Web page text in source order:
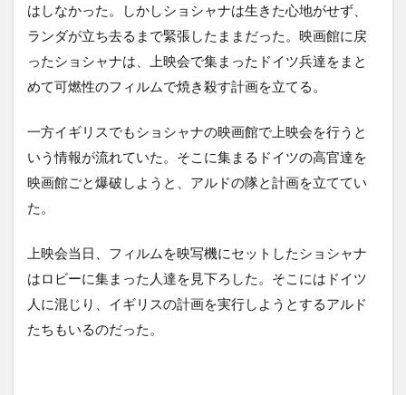
はしなかった。しかしショシャナは生きた心地がせず、
ランダが立ち去るまで緊張したままだった。映画館に戻
ったショシャナは、上映会で集まったドイツ兵達をまと
めて可燃性のフィルムで焼き殺す計画を立てる。
一方イギリスでもショシャナの映画館で上映会を行うと
いう情報が流れていた。そこに集まるドイツの高官達を
映画館ごと爆破しようと、アルドの隊と計画を立ててい
た。
上映会当日、フィルムを映写機にセットしたショシャナ
はロビーに集まった人達を見下ろした。そこにはドイツ
人に混じり、イギリスの計画を実行しようとするアルド
たちもいるのだった。